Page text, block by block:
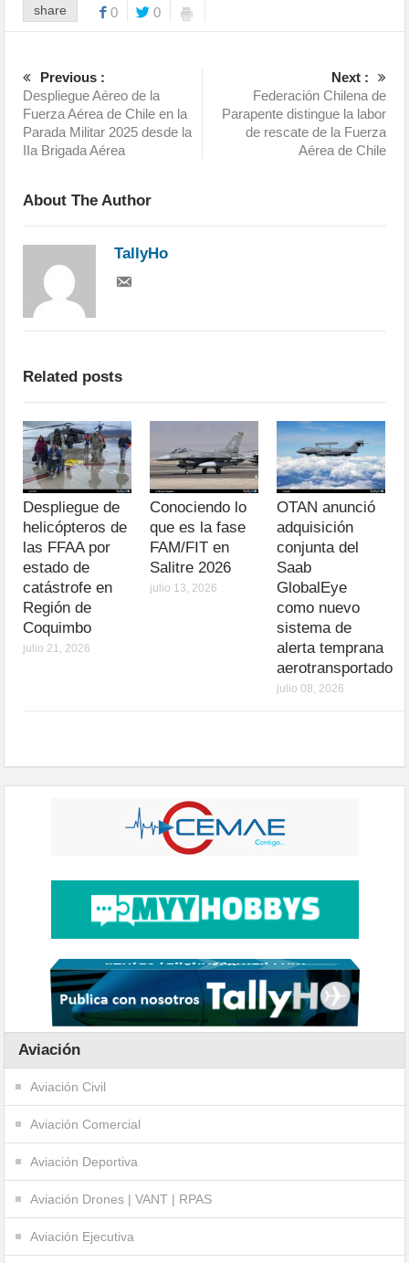
share 0 0
Previous :
Despliegue Aéreo de la
Fuerza Aérea de Chile en la
Parada Militar 2025 desde la
IIa Brigada Aérea
Next :
Federación Chilena de
Parapente distingue la labor
de rescate de la Fuerza
Aérea de Chile
About The Author
TallyHo
Related posts
Despliegue de
helicópteros de
las FFAA por
estado de
catástrofe en
Región de
Coquimbo
julio 21, 2026
Conociendo lo
que es la fase
FAM/FIT en
Salitre 2026
julio 13, 2026
OTAN anunció
adquisición
conjunta del
Saab
GlobalEye
como nuevo
sistema de
alerta temprana
aerotransportado
julio 08, 2026
Aviación
Aviación Civil
Aviación Comercial
Aviación Deportiva
Aviación Drones | VANT | RPAS
Aviación Ejecutiva